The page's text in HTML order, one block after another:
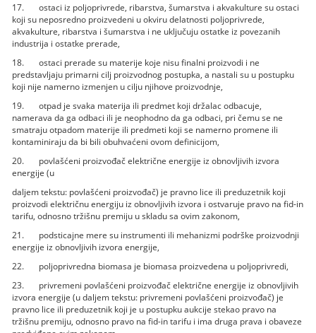
17. ostaci iz poljoprivrede, ribarstva, šumarstva i akvakulture su ostaci
koji su neposredno proizvedeni u okviru delatnosti poljoprivrede,
akvakulture, ribarstva i šumarstva i ne uključuju ostatke iz povezanih
industrija i ostatke prerade,
18. ostaci prerade su materije koje nisu finalni proizvodi i ne
predstavljaju primarni cilj proizvodnog postupka, a nastali su u postupku
koji nije namerno izmenjen u cilju njihove proizvodnje,
19. otpad je svaka materija ili predmet koji držalac odbacuje,
namerava da ga odbaci ili je neophodno da ga odbaci, pri čemu se ne
smatraju otpadom materije ili predmeti koji se namerno promene ili
kontaminiraju da bi bili obuhvaćeni ovom definicijom,
20. povlašćeni proizvođač električne energije iz obnovljivih izvora
energije (u
daljem tekstu: povlašćeni proizvođač) je pravno lice ili preduzetnik koji
proizvodi električnu energiju iz obnovljivih izvora i ostvaruje pravo na fid-in
tarifu, odnosno tržišnu premiju u skladu sa ovim zakonom,
21. podsticajne mere su instrumenti ili mehanizmi podrške proizvodnji
energije iz obnovljivih izvora energije,
22. poljoprivredna biomasa je biomasa proizvedena u poljoprivredi,
23. privremeni povlašćeni proizvođač električne energije iz obnovljivih
izvora energije (u daljem tekstu: privremeni povlašćeni proizvođač) je
pravno lice ili preduzetnik koji je u postupku aukcije stekao pravo na
tržišnu premiju, odnosno pravo na fid-in tarifu i ima druga prava i obaveze